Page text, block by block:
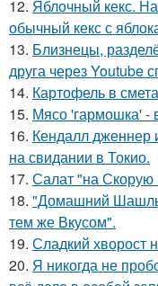
12. Яблочный кекс.
обычный кекс с
13. Близнецы,
друга через Youtube
14. Картофель в
15. Мясо 'гармошка' -
16. Кендалл дженнер
на свидании в Токио.
17. Салат "на Скорую
18. "Домашний
тем же Вкусом".
19. Сладкий хворост
20. Я никогда не